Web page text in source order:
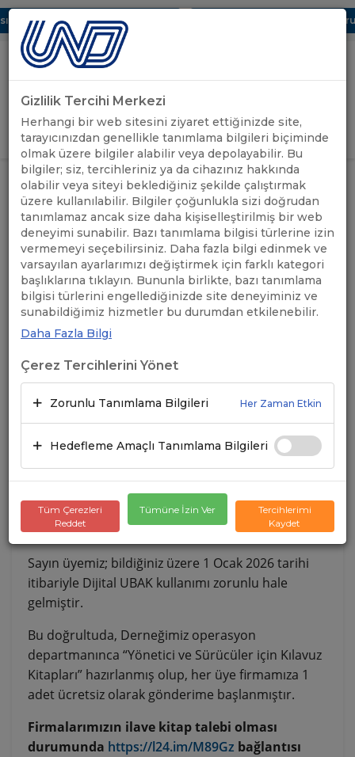
Dijital UBAK Bölümü Hakkında UND, Yunanistan Vize
Uluslararası Nakliyeciler Derneği
GİRİŞ YAP
ANASAYFA /
ÖNEMLİ
DUYURULAR
/ DİJİTAL UBAK TÜRKÇE KILAVUZ
KİTAP SİPARİŞLERİ BAŞLAMIŞTIR
DİJİTAL UBAK TÜRKÇE
KILAVUZ KİTAP SİPARİŞLERİ
BAŞLAMIŞTIR
02.02.2026
Sayın üyemiz; bildiğiniz üzere 1 Ocak 2026 tarihi
itibariyle Dijital UBAK kullanımı zorunlu hale
gelmiştir.
Bu doğrultuda, Derneğimiz operasyon
departmanınca “Yönetici ve Sürücüler için Kılavuz
Kitapları” hazırlanmış olup, her üye firmamıza 1
adet ücretsiz olarak gönderime başlanmıştır.
Firmalarımızın ilave kitap talebi olması
durumunda https://l24.im/M89Gz bağlantısı
Gizlilik Tercihi Merkezi
Herhangi bir web sitesini ziyaret ettiğinizde site,
tarayıcınızdan genellikle tanımlama bilgileri biçiminde
olmak üzere bilgiler alabilir veya depolayabilir. Bu
bilgiler; siz, tercihleriniz ya da cihazınız hakkında
olabilir veya siteyi beklediğiniz şekilde çalıştırmak
üzere kullanılabilir. Bilgiler çoğunlukla sizi doğrudan
tanımlamaz ancak size daha kişiselleştirilmiş bir web
deneyimi sunabilir. Bazı tanımlama bilgisi türlerine izin
vermemeyi seçebilirsiniz. Daha fazla bilgi edinmek ve
varsayılan ayarlarımızı değiştirmek için farklı kategori
başlıklarına tıklayın. Bununla birlikte, bazı tanımlama
bilgisi türlerini engellediğinizde site deneyiminiz ve
sunabildiğimiz hizmetler bu durumdan etkilenebilir.
Daha Fazla Bilgi
Çerez Tercihlerini Yönet
Zorunlu Tanımlama Bilgileri Her Zaman Etkin
Hedefleme Amaçlı Tanımlama Bilgileri
Tüm Çerezleri
Reddet
Tümüne İzin Ver
Tercihlerimi
Kaydet